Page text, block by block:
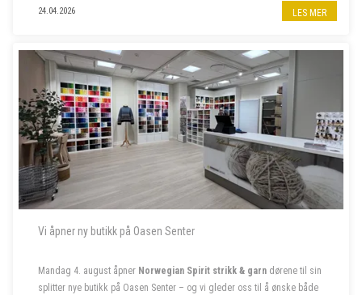
Til garnbutikken vår i Bergen sentrum søker vi butikkmedarbeider i
80% stilling, samt to sommervikarer. Les mer om stillingene nedenfor.
- - - - -
24.04.2026 LES MER
Vi åpner ny butikk på Oasen Senter
Mandag 4. august åpner Norwegian Spirit strikk & garn dørene til sin
splitter nye butikk på Oasen Senter – og vi gleder oss til å ønske både